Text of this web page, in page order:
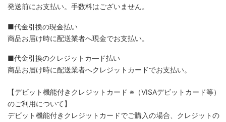
発送前にお支払い。手数料はございません。
■代金引換の現金払い
商品お届け時に配送業者へ現金でお支払い。
■代金引換のクレジットカ―ド払い
商品お届け時に配送業者へクレジットカードでお支払い。
【デビット機能付きクレジットカード ※（VISAデビットカード等）
のご利用について】
デビット機能付きクレジットカードでご購入の場合、クレジットの